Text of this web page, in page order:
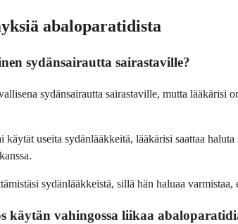
abaloparatidista
sydänsairautta sairastaville?
sydänsairautta sairastaville, mutta
käytät useita sydänlääkkeitä, lääkärisi saattaa
sydänlääkkeistä, sillä hän haluaa
käytän vahingossa liikaa